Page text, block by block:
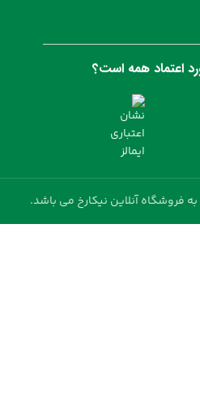
اعتماد همه است؟
فروشگاه آنلاین نیکارخ می باشد.